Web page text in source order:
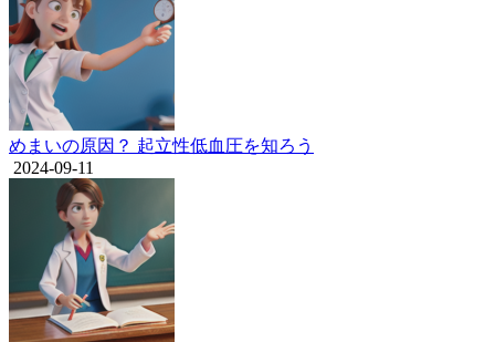
めまいの原因？ 起立性低血圧を知ろう
2024-09-11